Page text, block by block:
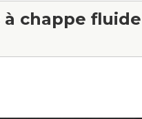
à chappe fluide